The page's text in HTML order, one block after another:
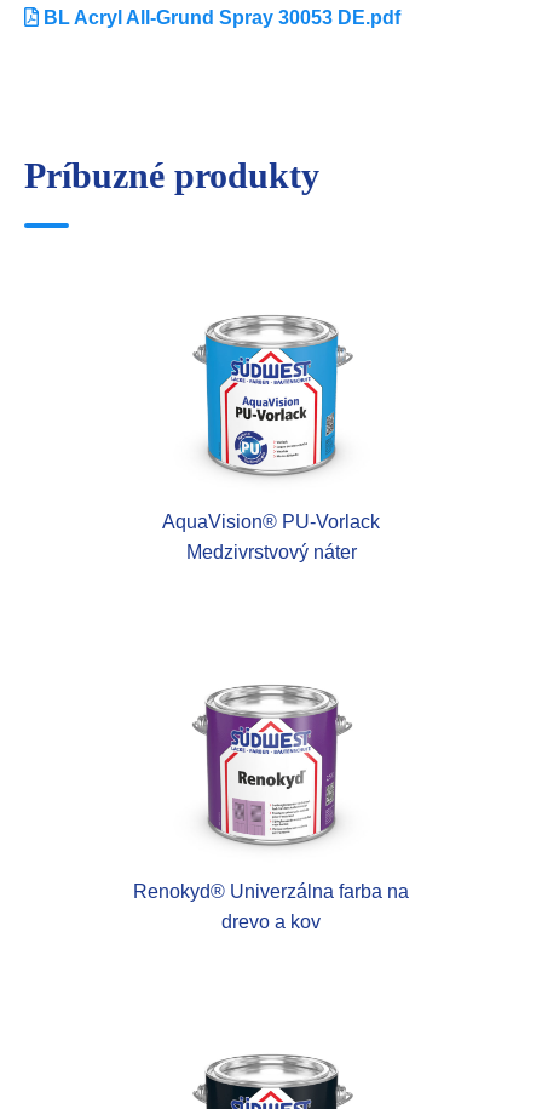
BL Acryl All-Grund Spray 30053 DE.pdf
Príbuzné produkty
AquaVision® PU-Vorlack
Medzivrstvový náter
Renokyd® Univerzálna farba na
drevo a kov